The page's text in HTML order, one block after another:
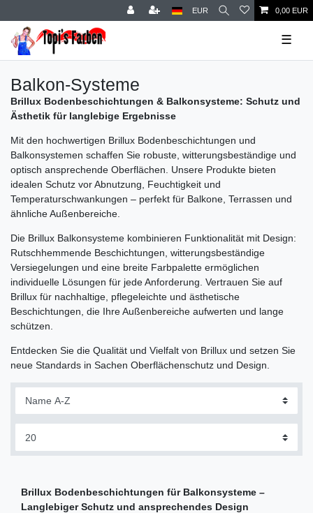
EUR 0,00 EUR
☰
Balkon-Systeme
Brillux Bodenbeschichtungen & Balkonsysteme: Schutz und
Ästhetik für langlebige Ergebnisse
Mit den hochwertigen Brillux Bodenbeschichtungen und
Balkonsystemen schaffen Sie robuste, witterungsbeständige und
optisch ansprechende Oberflächen. Unsere Produkte bieten
idealen Schutz vor Abnutzung, Feuchtigkeit und
Temperaturschwankungen – perfekt für Balkone, Terrassen und
ähnliche Außenbereiche.
Die Brillux Balkonsysteme kombinieren Funktionalität mit Design:
Rutschhemmende Beschichtungen, witterungsbeständige
Versiegelungen und eine breite Farbpalette ermöglichen
individuelle Lösungen für jede Anforderung. Vertrauen Sie auf
Brillux für nachhaltige, pflegeleichte und ästhetische
Beschichtungen, die Ihre Außenbereiche aufwerten und lange
schützen.
Entdecken Sie die Qualität und Vielfalt von Brillux und setzen Sie
neue Standards in Sachen Oberflächenschutz und Design.
Brillux Bodenbeschichtungen für Balkonsysteme –
Langlebiger Schutz und ansprechendes Design